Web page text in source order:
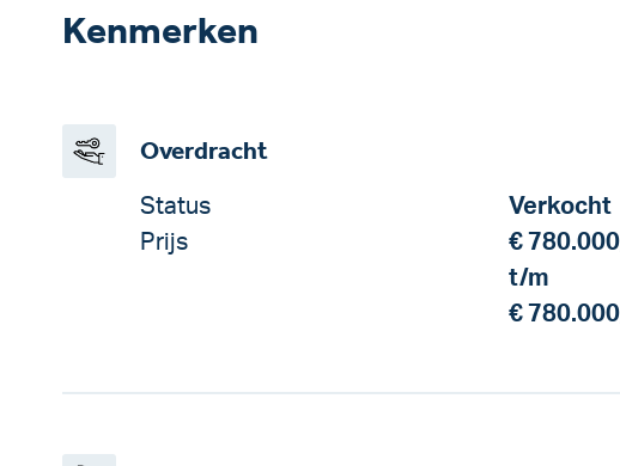
Kenmerken
Overdracht
Status
Verkocht
Prijs
€
t/m
€